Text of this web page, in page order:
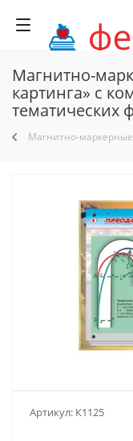
Магнитно-
картинга» с
тематических
Магнитно-маркерные
Артикул: К1125